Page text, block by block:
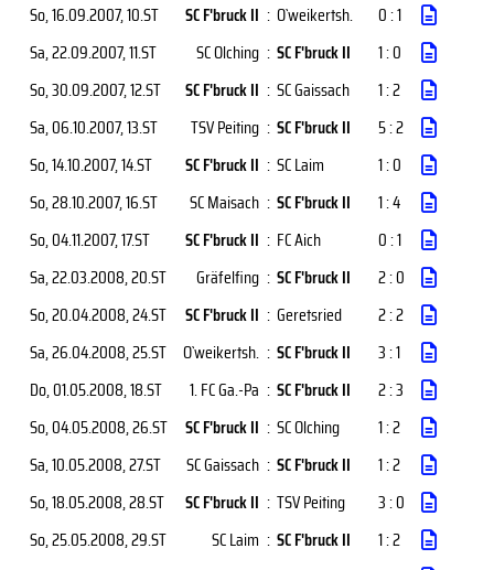
So, 16.09.2007, 10.ST SC F'bruck II : O`weikertsh.
0 : 1
Sa, 22.09.2007, 11.ST SC Olching : SC F'bruck II
1 : 0
So, 30.09.2007, 12.ST SC F'bruck II : SC Gaissach
1 : 2
Sa, 06.10.2007, 13.ST TSV Peiting : SC F'bruck II
5 : 2
So, 14.10.2007, 14.ST SC F'bruck II : SC Laim
1 : 0
So, 28.10.2007, 16.ST SC Maisach : SC F'bruck II
1 : 4
So, 04.11.2007, 17.ST SC F'bruck II : FC Aich
0 : 1
Sa, 22.03.2008, 20.ST Gräfelfing : SC F'bruck II
2 : 0
So, 20.04.2008, 24.ST SC F'bruck II : Geretsried
2 : 2
Sa, 26.04.2008, 25.ST O`weikertsh. : SC F'bruck II
3 : 1
Do, 01.05.2008, 18.ST 1. FC Ga.-Pa : SC F'bruck II
2 : 3
So, 04.05.2008, 26.ST SC F'bruck II : SC Olching
1 : 2
Sa, 10.05.2008, 27.ST SC Gaissach : SC F'bruck II
1 : 2
So, 18.05.2008, 28.ST SC F'bruck II : TSV Peiting
3 : 0
So, 25.05.2008, 29.ST SC Laim : SC F'bruck II
1 : 2